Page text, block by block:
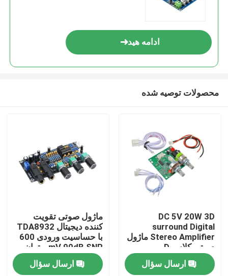
ارسال
ادامه هید
محصولات توصیه شده
DC 5V 20W 3D
surround Digital
Stereo Amplifier ماژول
صوتی کلاس D
ارسال سؤال
ماژول صوتی تقویت
کننده دیجیتال TDA8932
با حساسیت ورودی 600
mV 90dB SNR و توان
خروجی 3W
ارسال سؤال